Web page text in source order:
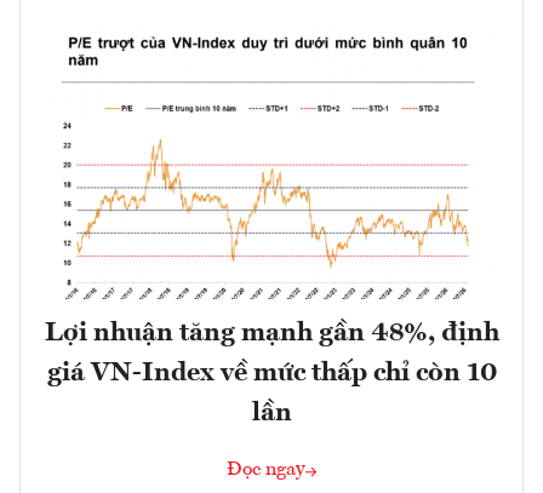
Lợi nhuận tăng mạnh gần 48%, định
giá VN-Index về mức thấp chỉ còn 10
lần
Đọc ngay